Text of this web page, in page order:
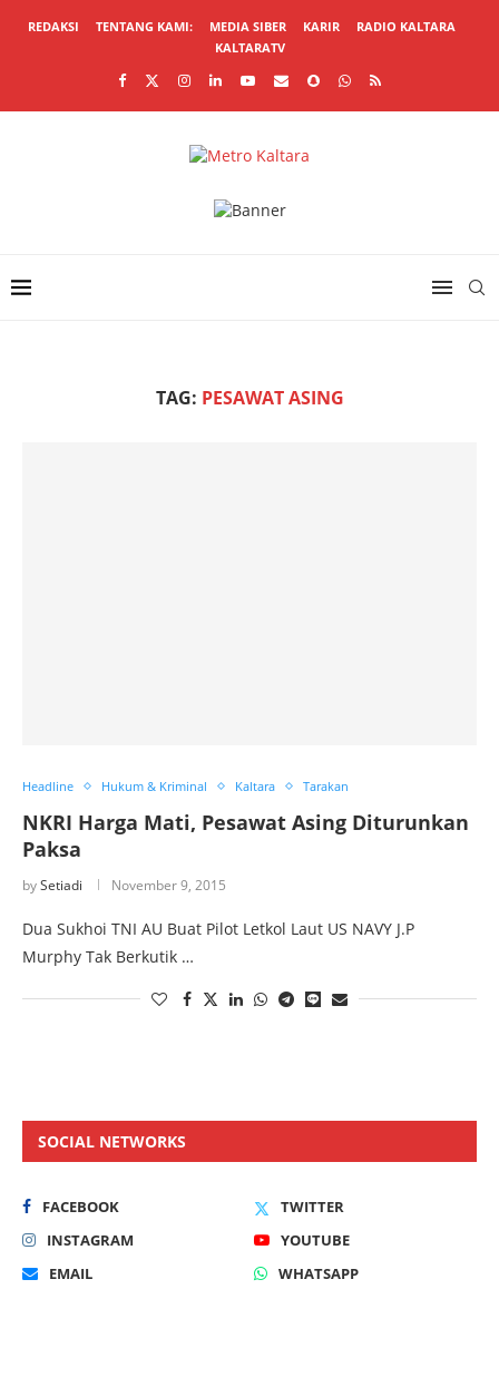
REDAKSI TENTANG KAMI: MEDIA SIBER KARIR
RADIO KALTARA
KALTARATV
TAG: PESAWAT ASING
Headline Hukum & Kriminal Kaltara Tarakan
NKRI Harga Mati, Pesawat Asing Diturunkan
Paksa
bySetiadi November 9, 2015
Dua Sukhoi TNI AU Buat Pilot Letkol Laut US NAVY J.P
Murphy Tak Berkutik …
SOCIAL NETWORKS
FACEBOOK
TWITTER
INSTAGRAM
YOUTUBE
EMAIL
WHATSAPP